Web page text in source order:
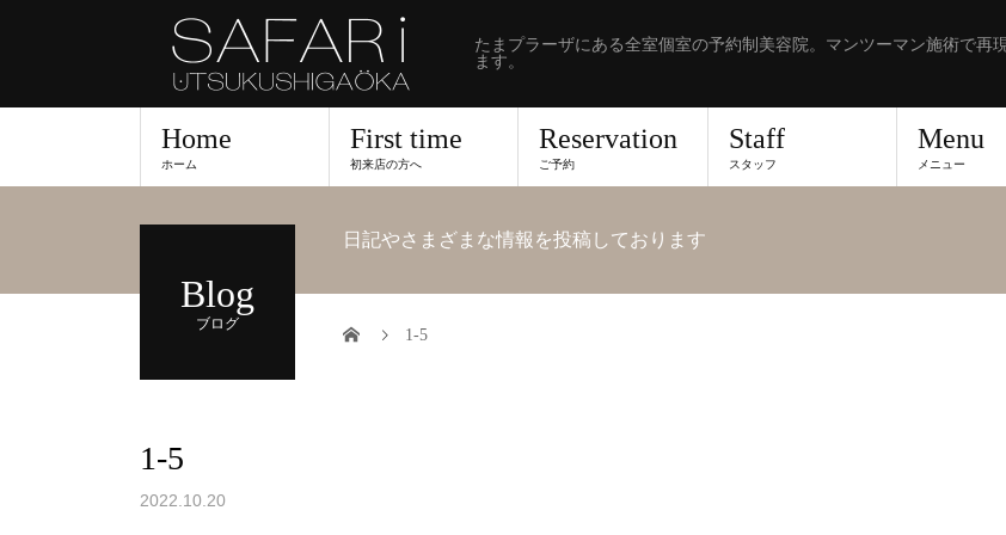
たまプラーザにある全室個室の予約制美容院。マンツーマン施術で再
ます。
Home
ホーム
First time
初来店の方へ
Reservation
ご予約
Staff
スタッフ
Menu
メニュー
Blog
ブログ
日記やさまざまな情報を投稿しております
1-5
1-5
2022.10.20